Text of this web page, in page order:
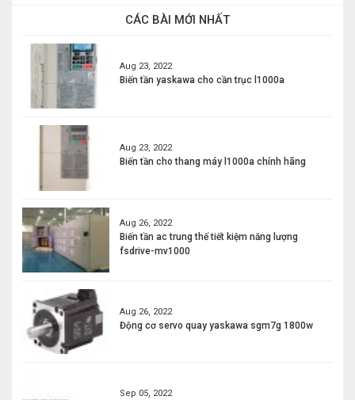
CÁC BÀI MỚI NHẤT
Aug 23, 2022
Biến tần yaskawa cho cần trục l1000a
Aug 23, 2022
Biến tần cho thang máy l1000a chính hãng
Aug 26, 2022
Biến tần ac trung thế tiết kiệm năng lượng
fsdrive-mv1000
Aug 26, 2022
Động cơ servo quay yaskawa sgm7g 1800w
Sep 05, 2022